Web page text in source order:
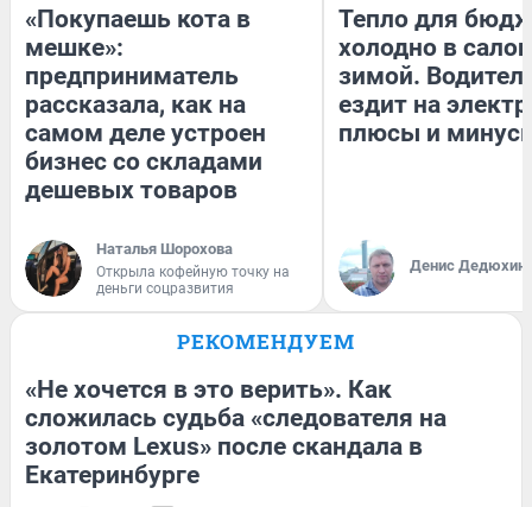
«Покупаешь кота в
мешке»:
предприниматель
рассказала, как на
самом деле устроен
бизнес со складами
дешевых товаров
Наталья Шорохова
Открыла кофейную точку на
деньги соцразвития
Тепло для
холодно в
зимой.
ездит на
плюсы и
Денис Дедюхин
РЕКОМЕНДУЕМ
«Не хочется в это верить». Как
сложилась судьба «следователя на
золотом Lexus» после скандала в
Екатеринбурге